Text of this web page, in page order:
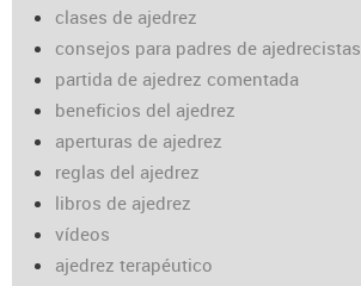
clases de ajedrez
consejos para padres de ajedrecistas
partida de ajedrez comentada
beneficios del ajedrez
aperturas de ajedrez
reglas del ajedrez
libros de ajedrez
vídeos
ajedrez terapéutico